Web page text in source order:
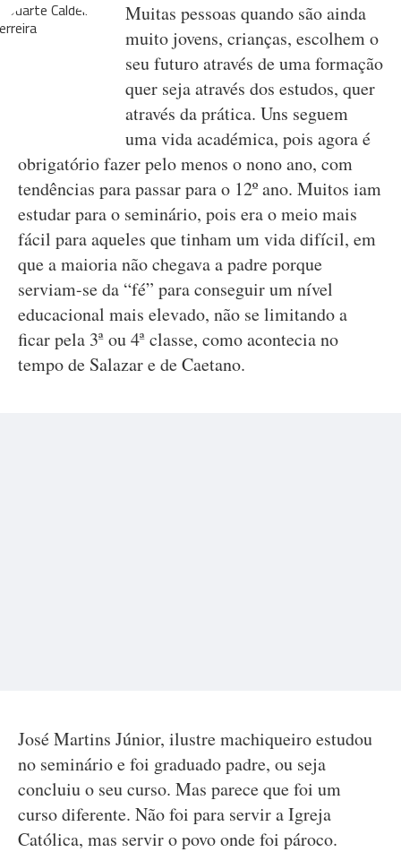
Muitas pessoas quando são ainda
muito jovens, crianças, escolhem o
seu futuro através de uma formação
quer seja através dos estudos, quer
através da prática. Uns seguem
uma vida académica, pois agora é
obrigatório fazer pelo menos o nono ano, com
tendências para passar para o 12º ano. Muitos iam
estudar para o seminário, pois era o meio mais
fácil para aqueles que tinham um vida difícil, em
que a maioria não chegava a padre porque
serviam-se da “fé” para conseguir um nível
educacional mais elevado, não se limitando a
ficar pela 3ª ou 4ª classe, como acontecia no
tempo de Salazar e de Caetano.
José Martins Júnior, ilustre machiqueiro estudou
no seminário e foi graduado padre, ou seja
concluiu o seu curso. Mas parece que foi um
curso diferente. Não foi para servir a Igreja
Católica, mas servir o povo onde foi pároco.